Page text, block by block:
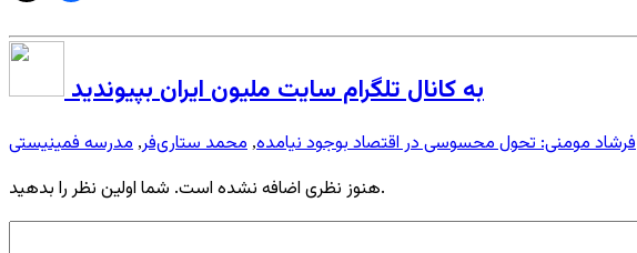
به کانال تلگرام سایت ملیون ایران بپیوندید
فرشاد مومنی: تحول محسوسی در اقتصاد بوجود نیامده, محمد ستاری‌فر, مدرسه فمینیستی
هنوز نظری اضافه نشده است. شما اولین نظر را بدهید.